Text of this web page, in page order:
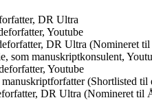
DR Ultra
Youtube
DR Ultra (Nomineret
som manuskriptkonsulent,
Youtube
(Shortlisted til
DR Ultra (Nomineret til